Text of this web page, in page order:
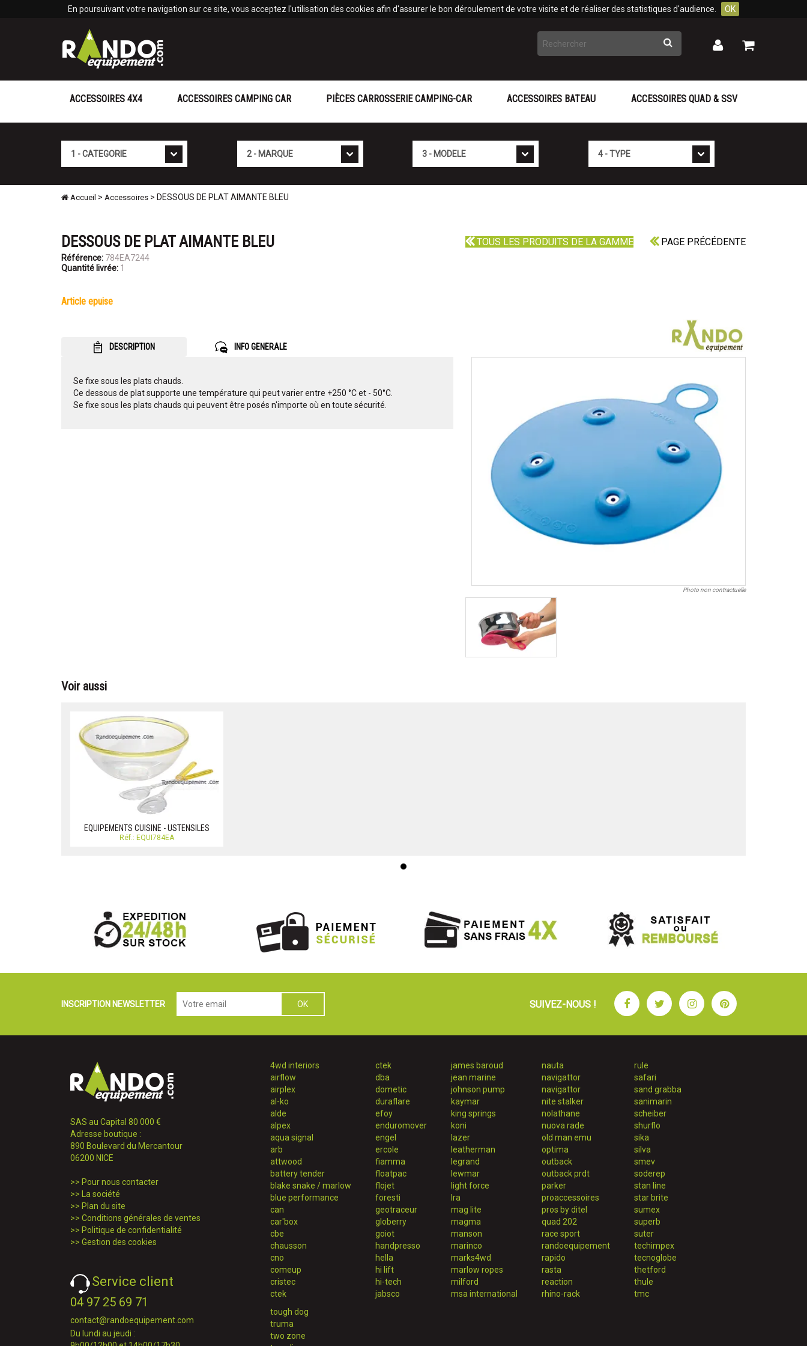
En poursuivant votre navigation sur ce site, vous acceptez l'utilisation des cookies afin d'assurer le bon déroulement de votre visite et de réaliser des statistiques d'audience. OK
Rechercher Mon
Mon
ACCESSOIRES 4X4 ACCESSOIRES CAMPING CAR PIÈCES CARROSSERIE CAMPING-CAR ACCESSOIRES BATEAU ACCESSOIRES QUAD & SSV
Accueil > Accessoires > DESSOUS DE PLAT AIMANTE BLEU
TOUS LES PRODUITS DE LA GAMME PAGE PRÉCÉDENTE
DESSOUS DE PLAT AIMANTE BLEU
Référence: 784EA7244
Quantité livrée: 1
article epuise
DESCRIPTION INFO GENERALE
Se fixe sous les plats chauds.
Ce dessous de plat supporte une température qui peut varier entre +250 °C et - 50°C.
Se fixe sous les plats chauds qui peuvent être posés n'importe où en toute sécurité.
Photo non contractuelle
Voir aussi
EQUIPEMENTS CUISINE - USTENSILES
Réf.: EQUI784EA
INSCRIPTION NEWSLETTER SUIVEZ-NOUS ! FacebookTwitterInstagramPinterest
SAS au Capital 80 000 €
Adresse boutique :
890 Boulevard du Mercantour
06200 NICE
>> Pour nous contacter
>>
La société
>> Plan du site
>> Conditions générales de ventes
>> Politique de confidentialité
>> Gestion des cookies
Service client
04 97 25 69 71
contact@randoequipement.com
Du lundi au jeudi :
4wd interiors
airflow
airplex
al-ko
alde
alpex
aqua signal
arb
attwood
battery tender
blake snake / marlow
blue performance
can
car'box
cbe
chausson
cno
comeup
cristec
ctek
ctek
dba
dometic
duraflare
efoy
enduromover
engel
ercole
fiamma
floatpac
flojet
foresti
geotraceur
globerry
goiot
handpresso
hella
hi lift
hi-tech
jabsco
james baroud
jean marine
johnson pump
kaymar
king springs
koni
lazer
leatherman
legrand
lewmar
light force
lra
mag lite
magma
manson
marinco
marks4wd
marlow ropes
milford
msa international
nauta
navigattor
navigattor
nite stalker
nolathane
nuova rade
old man emu
optima
outback
outback prdt
parker
proaccessoires
pros by ditel
quad 202
race sport
randoequipement
rapido
rasta
reaction
rhino-rack
rule
safari
sand grabba
sanimarin
scheiber
shurflo
sika
silva
smev
soderep
stan line
star brite
sumex
superb
suter
techimpex
tecnoglobe
thetford
thule
tmc
tough dog
truma
two zone
Panneau de gestion des cookies